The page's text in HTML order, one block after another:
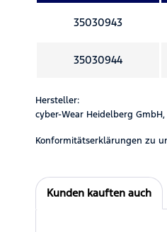
35030943
35030944
Hersteller:
cyber-Wear Heidelberg
Konformitätserklärungen zu
Kunden kauften auch